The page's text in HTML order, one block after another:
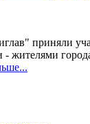
приняли
жителями